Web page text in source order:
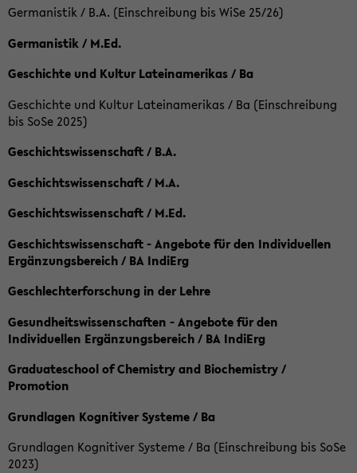
Germanistik / B.A. (Einschreibung bis WiSe 25/26)
Germanistik / M.Ed.
Geschichte und Kultur Lateinamerikas / Ba
Geschichte und Kultur Lateinamerikas / Ba (Einschreibung
bis SoSe 2025)
Geschichtswissenschaft / B.A.
Geschichtswissenschaft / M.A.
Geschichtswissenschaft / M.Ed.
Geschichtswissenschaft - Angebote für den Individuellen
Ergänzungsbereich / BA IndiErg
Geschlechterforschung in der Lehre
Gesundheitswissenschaften - Angebote für den
Individuellen Ergänzungsbereich / BA IndiErg
Graduateschool of Chemistry and Biochemistry /
Promotion
Grundlagen Kognitiver Systeme / Ba
Grundlagen Kognitiver Systeme / Ba (Einschreibung bis SoSe
2023)